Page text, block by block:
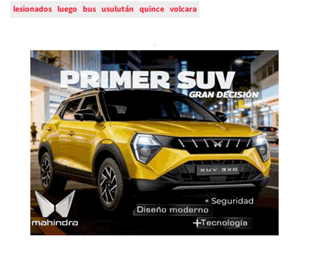
lesionados luego bus usulután quince volcara